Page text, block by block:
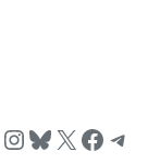
Instagram
Bluesky
X